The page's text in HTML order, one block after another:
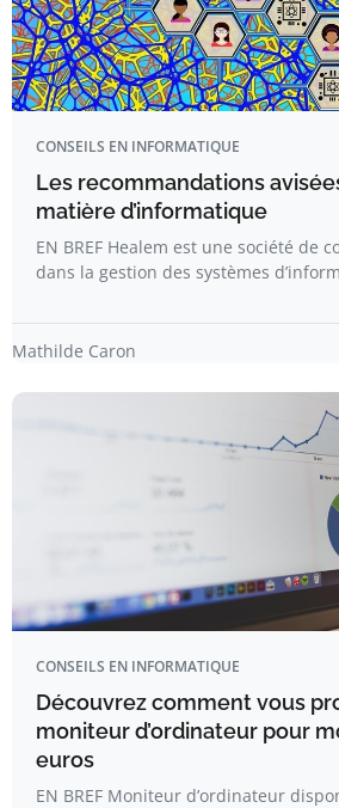
CONSEILS EN INFORMATIQUE
Les recommandations
matière d’informatique
EN BREF Healem est une société de
dans la gestion des systèmes
Mathilde Caron
CONSEILS EN INFORMATIQUE
Découvrez comment vous
moniteur d’ordinateur pour
euros
EN BREF Moniteur d’ordinateur